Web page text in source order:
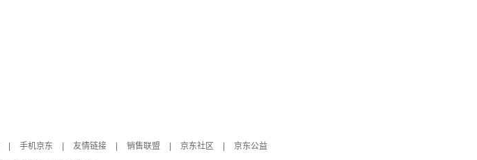
手机京东 友情链接 销售联盟 京东社区
京东公益